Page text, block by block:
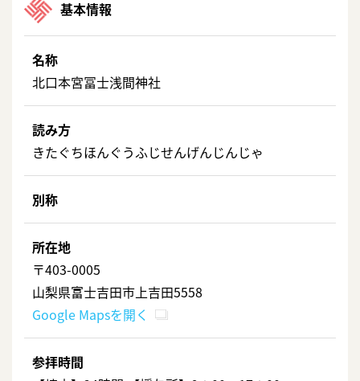
基本情報
名称
北口本宮冨士浅間神社
読み方
きたぐちほんぐうふじせんげんじんじゃ
別称
所在地
〒403-0005
山梨県富士吉田市上吉田5558
Google Mapsを開く
参拝時間